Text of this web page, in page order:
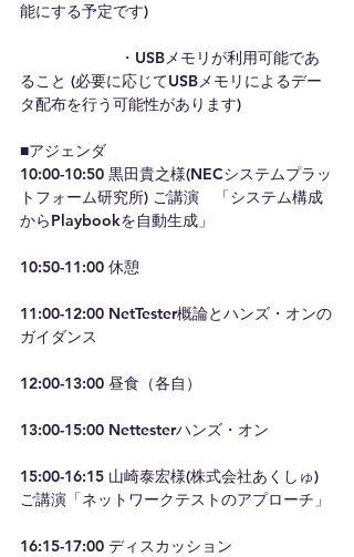
能にする予定です)
ること (必要に応じてUSBメモリによるデー
タ配布を行う可能性があります)
■アジェンダ
10:00-10:50 黒田貴之様(NECシステムプラッ
トフォーム研究所) ご講演　「システム構成
からPlaybookを自動生成」
10:50-11:00 休憩
11:00-12:00 NetTester概論とハンズ・オンの
ガイダンス
12:00-13:00 昼食（各自）
13:00-15:00 Nettesterハンズ・オン
15:00-16:15 山崎泰宏様(株式会社あくしゅ)
ご講演「ネットワークテストのアプローチ」
16:15-17:00 ディスカッション